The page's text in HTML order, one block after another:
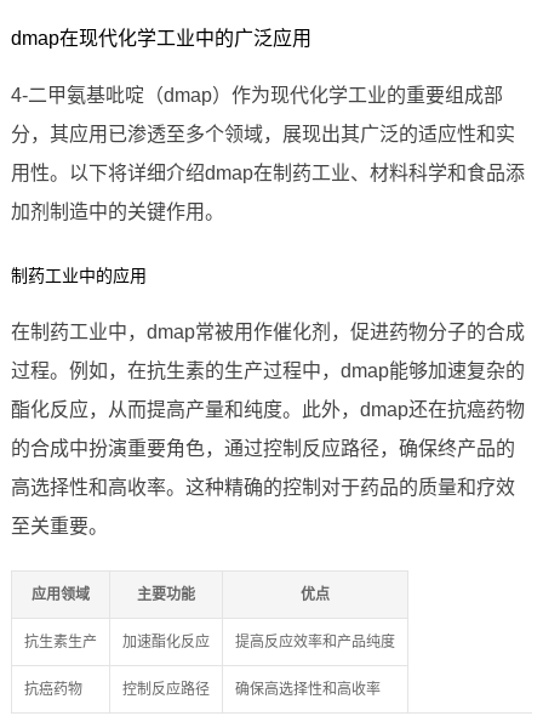
dmap在现代化学工业中的广泛应用
4-二甲氨基吡啶（dmap）作为现代化学工业的重要组成部
分，其应用已渗透至多个领域，展现出其广泛的适应性和实
用性。以下将详细介绍dmap在制药工业、材料科学和食品添
加剂制造中的关键作用。
制药工业中的应用
在制药工业中，dmap常被用作催化剂，促进药物分子的合成
过程。例如，在抗生素的生产过程中，dmap能够加速复杂的
酯化反应，从而提高产量和纯度。此外，dmap还在抗癌药物
的合成中扮演重要角色，通过控制反应路径，确保终产品的
高选择性和高收率。这种精确的控制对于药品的质量和疗效
至关重要。
应用领域 主要功能 优点
抗生素生产 加速酯化反应 提高反应效率和产品纯度
抗癌药物 控制反应路径 确保高选择性和高收率